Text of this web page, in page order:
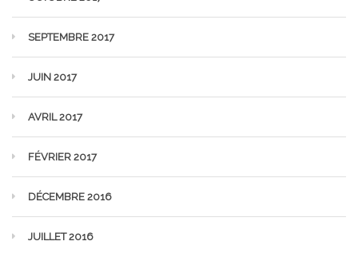
SEPTEMBRE 2017
JUIN 2017
AVRIL 2017
FÉVRIER 2017
DÉCEMBRE 2016
JUILLET 2016